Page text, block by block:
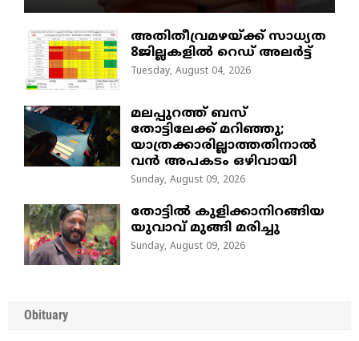
അതിതീവ്രമഴയ്ക്ക് സാധ്യത
8ജില്ലകളിൽ റെഡ് അലർട്ട്
Tuesday, August 04, 2026
മലപ്പുറത്ത് ബസ്
തോട്ടിലേക്ക് മറിഞ്ഞു;
യാത്രക്കാരില്ലാത്തതിനാൽ
വൻ അപകടം ഒഴിവായി
Sunday, August 09, 2026
തോട്ടിൽ കുളിക്കാനിറങ്ങിയ
യുവാവ് മുങ്ങി മരിച്ചു
Sunday, August 09, 2026
Obituary